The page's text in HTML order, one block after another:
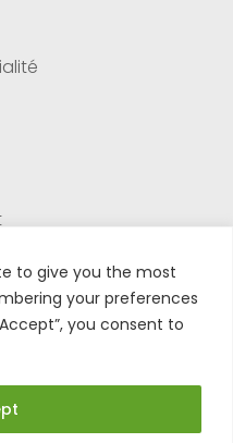
to give you the most
your preferences
you consent to